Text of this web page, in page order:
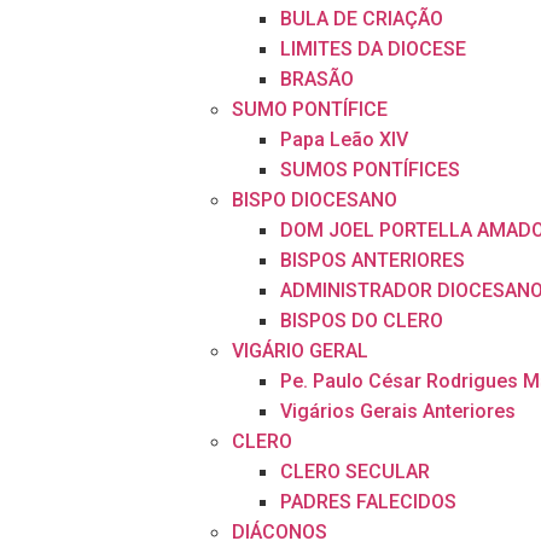
BULA DE CRIAÇÃO
LIMITES DA DIOCESE
BRASÃO
SUMO PONTÍFICE
Papa Leão XIV
SUMOS PONTÍFICES
BISPO DIOCESANO
DOM JOEL PORTELLA
BISPOS ANTERIORES
ADMINISTRADOR DIOCESANO
BISPOS DO CLERO
VIGÁRIO GERAL
Pe. Paulo César Rodrigues
Vigários Gerais Anteriores
CLERO
CLERO SECULAR
PADRES FALECIDOS
DIÁCONOS